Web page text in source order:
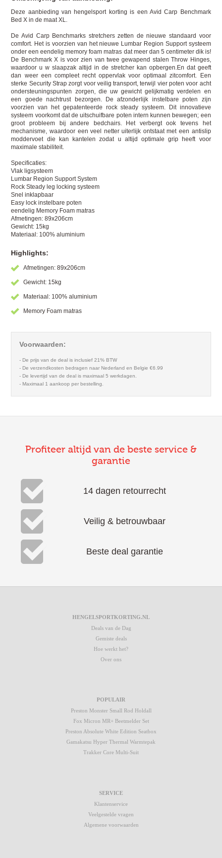
Deze aanbieding van hengelsport korting is een Avid Carp Benchmark
Bed X in de maat XL.
De Avid Carp Benchmarks stretchers zetten de nieuwe standaard voor
comfort. Het is voorzien van het nieuwe Lumbar Region Support systeem
onder een eendelig memory foam matras dat meer dan 5 centimeter dik is!
De Benchmark X is voor zien van twee gewapend stalen Throw Hinges,
waardoor u w slaapzak altijd in de stretcher kan opbergen.En dat geeft
dan weer een compleet recht oppervlak voor optimaal zitcomfort. Een
sterke Security Strap zorgt voor veilig transport, terwijl vier poten voor acht
ondersteuningspunten zorgen, die uw gewicht gelijkmatig verdelen en
een goede nachtrust bezorgen. De afzonderlijk instelbare poten zijn
voorzien van het gepatenteerde rock steady systeem. Dit innovatieve
systeem voorkomt dat de uitschuifbare poten intern kunnen bewegen; een
groot probleem bij andere bedchairs. Het verbergt ook tevens het
mechanisme, waardoor een veel netter uiterlijk ontstaat met een antislip
moddervoet die kan kantelen zodat u altijd optimale grip heeft voor
maximale stabiliteit.
Specificaties:
Vlak ligsysteem
Lumbar Region Support System
Rock Steady leg locking systeem
Snel inklapbaar
Easy lock instelbare poten
eendelig Memory Foam matras
Afmetingen: 89x206cm
Gewicht: 15kg
Materiaal: 100% aluminium
Highlights:
Afmetingen: 89x206cm
Gewicht: 15kg
Materiaal: 100% aluminium
Memory Foam matras
Voorwaarden:
- De prijs van de deal is inclusief 21% BTW
- De verzendkosten bedragen naar Nederland en Belgie €6.99
- De levertijd van de deal is maximaal 5 werkdagen.
- Maximaal 1 aankoop per bestelling.
Profiteer altijd van de beste service &
garantie
14 dagen retourrecht
Veilig & betrouwbaar
Beste deal garantie
HENGELSPORTKORTING.NL
Deals van de Dag
Gemiste deals
Hoe werkt het?
Over ons
POPULAIR
Preston Monster Small Rod Holdall
Fox Micron MR+ Beetmelder Set
Preston Absolute White Edition Seatbox
Gamakatsu Hyper Thermal Warmtepak
Trakker Core Multi-Suit
SERVICE
Klantenservice
Veelgestelde vragen
Algemene voorwaarden